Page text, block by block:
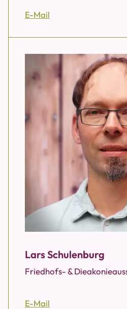
E-Mail
Lars Schulenburg
Friedhofs- &
E-Mail